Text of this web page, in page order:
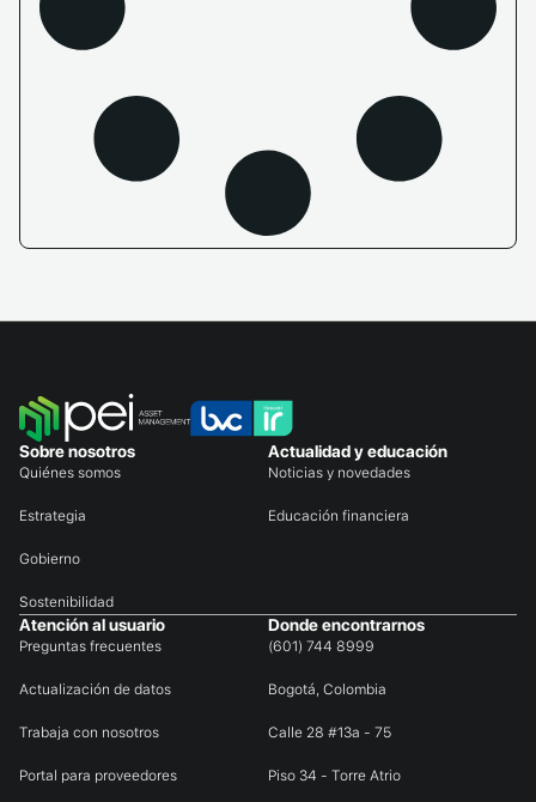
Sobre nosotros
Quiénes somos
Estrategia
Gobierno
Sostenibilidad
Actualidad y educación
Noticias y novedades
Educación financiera
Atención al usuario
Preguntas frecuentes
Actualización de datos
Trabaja con nosotros
Portal para proveedores
Donde encontrarnos
(601) 744 8999
Bogotá, Colombia
Calle 28 #13a - 75
Piso 34 - Torre Atrio